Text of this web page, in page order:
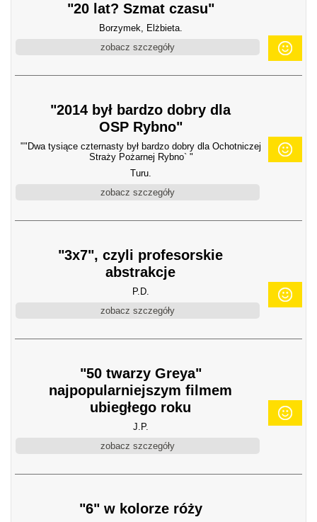
"20 lat? Szmat czasu"
Borzymek, Elżbieta.
zobacz szczegóły
"2014 był bardzo dobry dla
OSP Rybno"
""Dwa tysiące czternasty był bardzo dobry dla Ochotniczej
Straży Pożarnej Rybno` "
Turu.
zobacz szczegóły
"3x7", czyli profesorskie
abstrakcje
P.D.
zobacz szczegóły
"50 twarzy Greya"
najpopularniejszym filmem
ubiegłego roku
J.P.
zobacz szczegóły
"6" w kolorze róży